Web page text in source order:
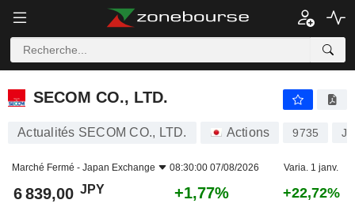
SECOM CO., LTD.
SECOM CO., LTD.
Actualités SECOM CO., LTD. Actions 9735
Marché Fermé - Japan Exchange 08:30:00 07/08/2026 Varia. 1 janv.
6 839,00 JPY +1,77% +22,72%